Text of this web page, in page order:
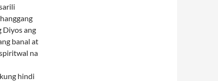
Diyos ang
banal at
na
hindi